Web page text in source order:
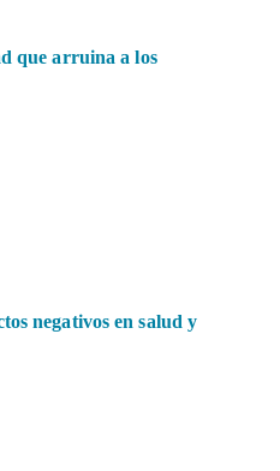
que arruina a los
negativos en salud y